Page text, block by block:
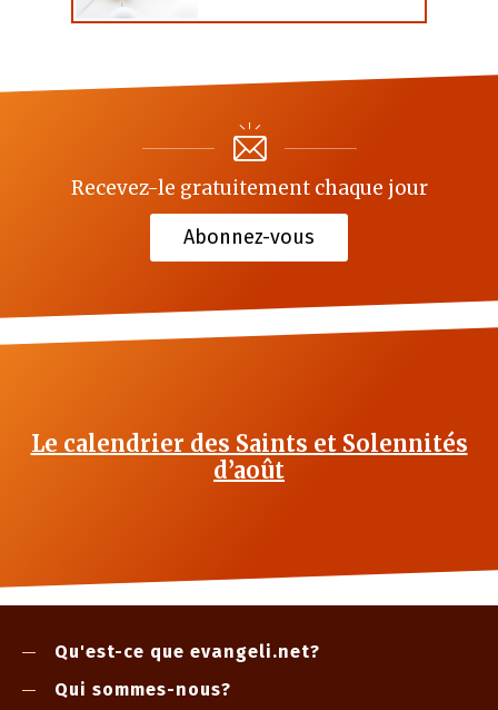
Recevez-le gratuitement chaque jour
Abonnez-vous
Le calendrier des Saints et Solennités
d’août
Qu'est-ce que evangeli.net?
Qui sommes-nous?